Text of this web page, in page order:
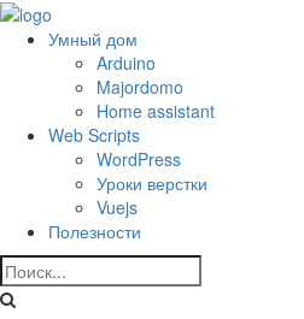
Умный дом
Arduino
Majordomo
Home assistant
Web Scripts
WordPress
Уроки верстки
Vuejs
Полезности